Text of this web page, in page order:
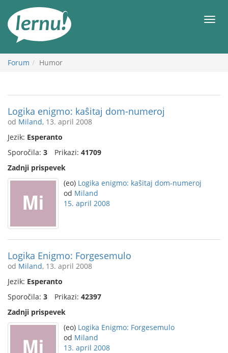
vsebini
Meni
Forum Humor
Logika enigmo: kaŝitaj dom-numeroj
od Miland, 13. april 2008
Jezik: Esperanto
Sporočila: 3 Prikazi: 41709
Zadnji prispevek
(eo) Logika enigmo: kaŝitaj dom-numeroj
od Miland
15. april 2008
Logika Enigmo: Forgesemulo
od Miland, 13. april 2008
Jezik: Esperanto
Sporočila: 3 Prikazi: 42397
Zadnji prispevek
(eo) Logika Enigmo: Forgesemulo
od Miland
13. april 2008